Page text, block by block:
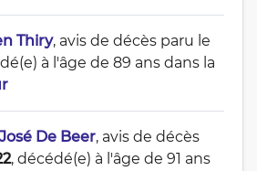
Thiry, avis de décès paru le
à l'âge de 89 ans dans la
De Beer, avis de décès
, décédé(e) à l'âge de 91 ans